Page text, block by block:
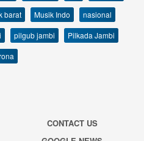
barat Musik Indo
nasional
pilgub jambi
Pilkada Jambi
CONTACT US